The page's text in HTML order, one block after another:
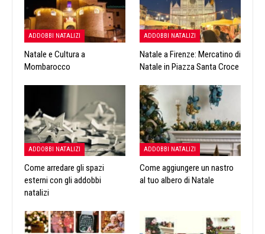
ADDOBBI NATALIZI
Natale e Cultura a
Mombarocco
ADDOBBI NATALIZI
Natale a Firenze: Mercatino di
Natale in Piazza Santa Croce
ADDOBBI NATALIZI
Come arredare gli spazi
esterni con gli addobbi
natalizi
ADDOBBI NATALIZI
Come aggiungere un nastro
al tuo albero di Natale